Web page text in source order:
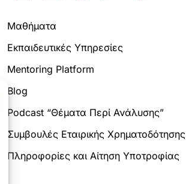
Μαθήματα
Εκπαιδευτικές Υπηρεσίες
Mentoring Platform
Blog
Podcast “Θέματα Περί Ανάλυσης”
Συμβουλές Εταιρικής Χρηματοδότησης
Πληροφορίες και Αίτηση Υποτροφίας